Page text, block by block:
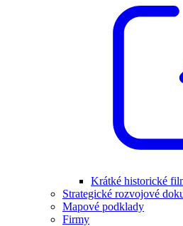
Krátké historické
Strategické rozvojové
Mapové podklady
Firmy